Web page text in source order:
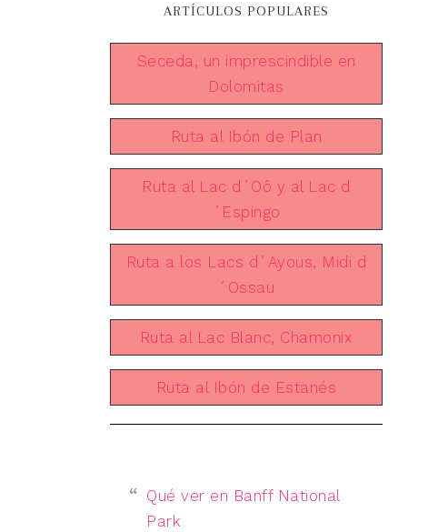
ARTÍCULOS POPULARES
Seceda, un imprescindible en
Dolomitas
Ruta al Ibón de Plan
Ruta al Lac d´Oô y al Lac d
´Espingo
Ruta a los Lacs d´Ayous, Midi d
´Ossau
Ruta al Lac Blanc, Chamonix
Ruta al Ibón de Estanés
Qué ver en Banff National
Park